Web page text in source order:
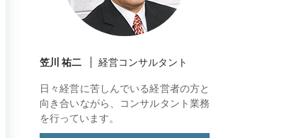
笠川 祐二 経営コンサルタント
日々経営に苦しんでいる経営者の方と
向き合いながら、コンサルタント業務
を行っています。